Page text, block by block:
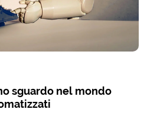
sguardo nel mondo